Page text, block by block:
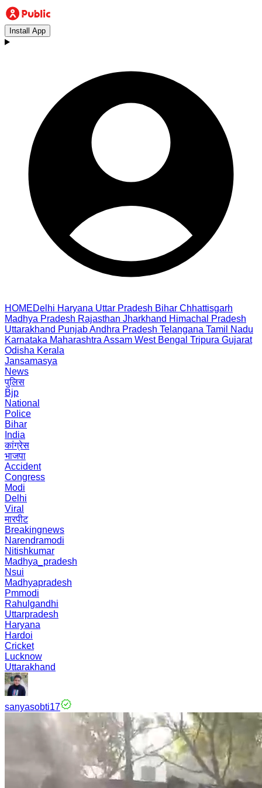
Install App
HOMEDelhi Haryana Uttar Pradesh Bihar Chhattisgarh
Madhya Pradesh Rajasthan Jharkhand Himachal Pradesh
Uttarakhand PunjabAndhra Pradesh Telangana Tamil Nadu
Karnataka Maharashtra Assam West Bengal Tripura Gujarat
Odisha Kerala
Jansamasya
News
पुलिस
Bjp
National
Police
Bihar
India
कांग्रेस
भाजपा
Accident
Congress
Modi
Delhi
Viral
मारपीट
Breakingnews
Narendramodi
Nitishkumar
Madhya_pradesh
Nsui
Madhyapradesh
Pmmodi
Rahulgandhi
Uttarpradesh
Haryana
Hardoi
Cricket
Lucknow
Uttarakhand
sanyasobti17